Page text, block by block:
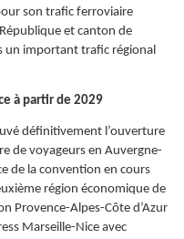
son trafic ferroviaire
et canton de
un important trafic régional
à partir de 2029
définitivement l’ouverture
de voyageurs en Auvergne-
de la convention en cours
région économique de
Provence-Alpes-Côte d’Azur
Marseille-Nice avec